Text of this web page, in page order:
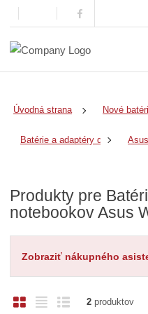
Úvodná strana Nové
Batérie a adaptéry do Asus
Produkty pre
notebookov Asus
Zobraziť nákupného
O
R
2produktov